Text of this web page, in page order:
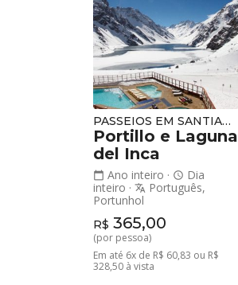
PASSEIOS EM SANTIAGO
Portillo e Laguna
del Inca
calendar_today Ano inteiro · schedule Dia
inteiro · translate Português,
Portunhol
R$ 365,00
(por pessoa)
Em até 6x de R$ 60,83 ou R$
328,50 à vista